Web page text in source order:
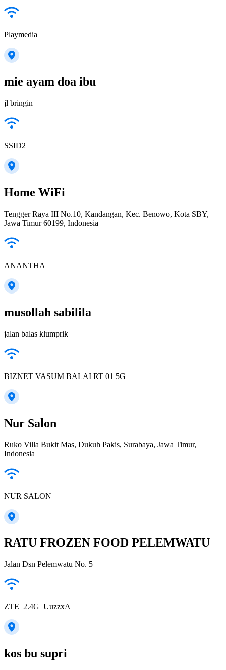
Playmedia
mie ayam doa ibu
jl bringin
SSID2
Home WiFi
Tengger Raya III No.10, Kandangan, Kec. Benowo, Kota SBY,
Jawa Timur 60199, Indonesia
ANANTHA
musollah sabilila
jalan balas klumprik
BIZNET VASUM BALAI RT 01 5G
Nur Salon
Ruko Villa Bukit Mas, Dukuh Pakis, Surabaya, Jawa Timur,
Indonesia
NUR SALON
RATU FROZEN FOOD PELEMWATU
Jalan Dsn Pelemwatu No. 5
ZTE_2.4G_UuzzxA
kos bu supri